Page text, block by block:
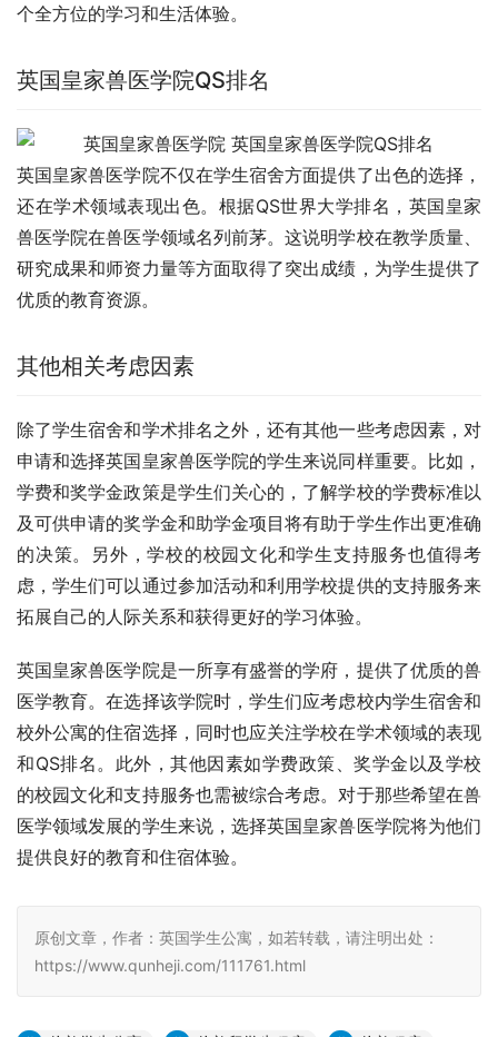
个全方位的学习和生活体验。
英国皇家兽医学院QS排名
英国皇家兽医学院不仅在学生宿舍方面提供了出色的选择，
还在学术领域表现出色。根据QS世界大学排名，英国皇家
兽医学院在兽医学领域名列前茅。这说明学校在教学质量、
研究成果和师资力量等方面取得了突出成绩，为学生提供了
优质的教育资源。
其他相关考虑因素
除了学生宿舍和学术排名之外，还有其他一些考虑因素，对
申请和选择英国皇家兽医学院的学生来说同样重要。比如，
学费和奖学金政策是学生们关心的，了解学校的学费标准以
及可供申请的奖学金和助学金项目将有助于学生作出更准确
的决策。另外，学校的校园文化和学生支持服务也值得考
虑，学生们可以通过参加活动和利用学校提供的支持服务来
拓展自己的人际关系和获得更好的学习体验。
英国皇家兽医学院是一所享有盛誉的学府，提供了优质的兽
医学教育。在选择该学院时，学生们应考虑校内学生宿舍和
校外公寓的住宿选择，同时也应关注学校在学术领域的表现
和QS排名。此外，其他因素如学费政策、奖学金以及学校
的校园文化和支持服务也需被综合考虑。对于那些希望在兽
医学领域发展的学生来说，选择英国皇家兽医学院将为他们
提供良好的教育和住宿体验。
原创文章，作者：英国学生公寓，如若转载，请注明出处：
https://www.qunheji.com/111761.html